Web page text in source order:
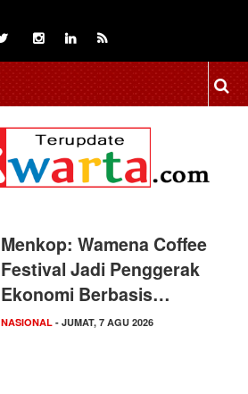
Menkop: Wamena Coffee
Festival Jadi Penggerak
Ekonomi Berbasis…
NASIONAL - JUMAT, 7 AGU 2026